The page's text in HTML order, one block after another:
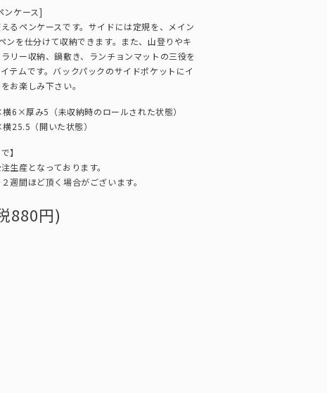
ンケース]
るペンケースです。サイドには定規を、メイン
ンを仕分けて収納できます。また、山登りやキ
リー収納、鍋敷き、ランチョンマットの三役を
テムです。バックパックのサイドポケットにイ
お楽しみ下さい。
厚み5（未収納時のロールされた状態）
開いた状態）
】
生産となっております。
週間ほど頂く場合がございます。
880円)